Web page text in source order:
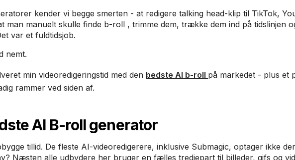
kender vi begge smerten - at redigere talking head-klip til TikTok,
man manuelt skulle finde b-roll , trimme dem, trække dem ind på tidslinjen
var et fuldtidsjob.
nemt.
min videoredigeringstid med den bedste AI b-roll på markedet - plus et
rammer ved siden af.
AI B-roll generator
tillid. De fleste AI-videoredigerere, inklusive Submagic, optager ikke
Næsten alle udbydere her bruger en fælles tredjepart til billeder, gifs og